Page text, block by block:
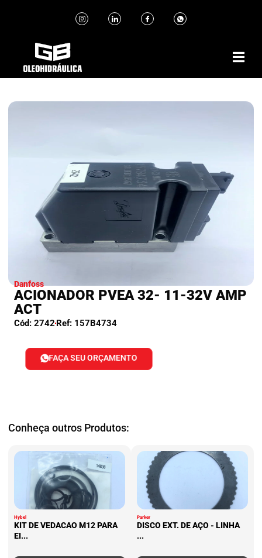
Danfoss
ACIONADOR PVEA 32- 11-32V AMP
ACT
Cód: 2742 Ref: 157B4734
FAÇA SEU ORÇAMENTO
Conheça outros Produtos:
Hybel
KIT DE VEDACAO M12 PARA
EI...
Parker
DISCO EXT. DE AÇO - LINHA
...